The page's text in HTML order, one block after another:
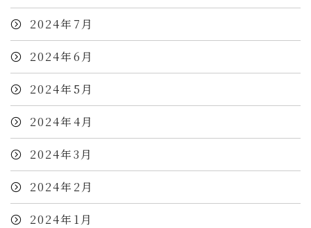
2024年7月
2024年6月
2024年5月
2024年4月
2024年3月
2024年2月
2024年1月